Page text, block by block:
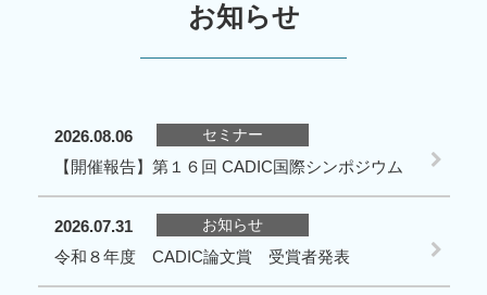
お知らせ
2026.08.06 セミナー
【開催報告】第１６回 CADIC国際シンポジウム
2026.07.31 お知らせ
令和８年度 CADIC論文賞 受賞者発表